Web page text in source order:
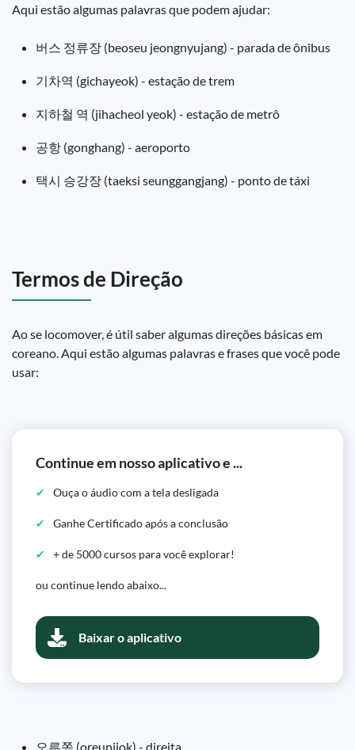
Aqui estão algumas palavras que podem ajudar:
버스 정류장 (beoseu jeongnyujang) - parada de ônibus
기차역 (gichayeok) - estação de trem
지하철 역 (jihacheol yeok) - estação de metrô
공항 (gonghang) - aeroporto
택시 승강장 (taeksi seunggangjang) - ponto de táxi
Termos de Direção
Ao se locomover, é útil saber algumas direções básicas em
coreano. Aqui estão algumas palavras e frases que você pode
usar:
Continue em nosso aplicativo e ...
Ouça o áudio com a tela desligada
Ganhe Certificado após a conclusão
+ de 5000 cursos para você explorar!
ou continue lendo abaixo...
Baixar o aplicativo
오른쪽 (oreunjjok) - direita